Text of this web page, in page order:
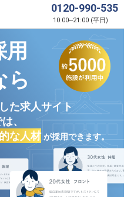
0120-990-535
10:00~21:00 (平日)
ら
た求人サイト
、
な人材 が採用できます。